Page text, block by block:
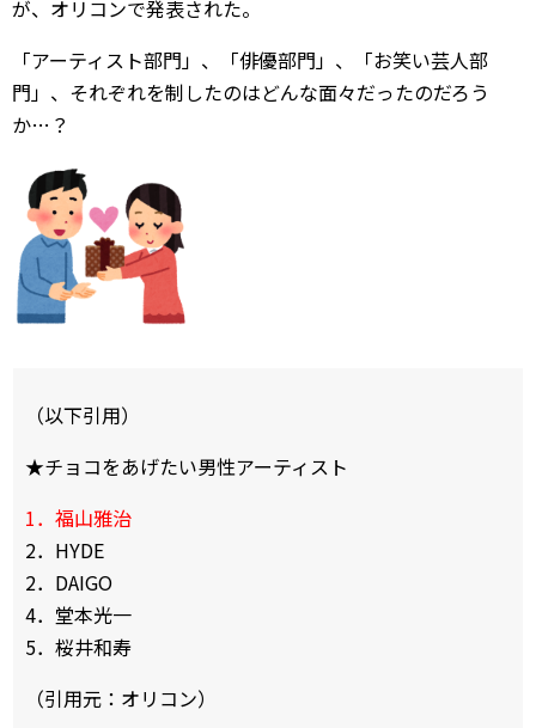
が、オリコンで発表された。
「アーティスト部門」、「俳優部門」、「お笑い芸人部
門」、それぞれを制したのはどんな面々だったのだろう
か…？
（以下引用）
★チョコをあげたい男性アーティスト
1．福山雅治
2．HYDE
2．DAIGO
4．堂本光一
5．桜井和寿
（引用元：オリコン）